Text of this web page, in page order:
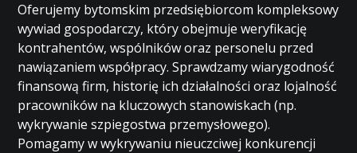
Oferujemy bytomskim przedsiębiorcom kompleksowy
wywiad gospodarczy, który obejmuje weryfikację
kontrahentów, wspólników oraz personelu przed
nawiązaniem współpracy. Sprawdzamy wiarygodność
finansową firm, historię ich działalności oraz lojalność
pracowników na kluczowych stanowiskach (np.
wykrywanie szpiegostwa przemysłowego).
Pomagamy w wykrywaniu nieuczciwej konkurencji